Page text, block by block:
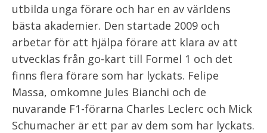
utbilda unga förare och har en av världens
bästa akademier. Den startade 2009 och
arbetar för att hjälpa förare att klara av att
utvecklas från go-kart till Formel 1 och det
finns flera förare som har lyckats. Felipe
Massa, omkomne Jules Bianchi och de
nuvarande F1-förarna Charles Leclerc och Mick
Schumacher är ett par av dem som har lyckats.